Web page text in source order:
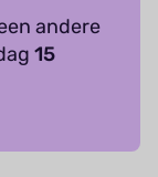
andere
15